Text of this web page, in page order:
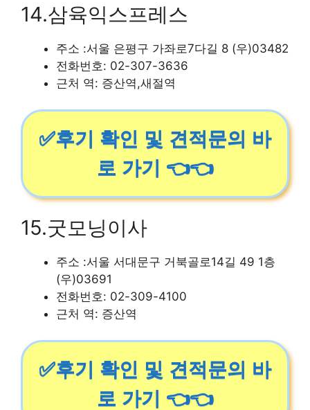
14.삼육익스프레스
주소 :서울 은평구 가좌로7다길 8 (우)03482
전화번호: 02-307-3636
근처 역: 증산역,새절역
✅후기 확인 및 견적문의 바
로 가기 👈👈
15.굿모닝이사
주소 :서울 서대문구 거북골로14길 49 1층
(우)03691
전화번호: 02-309-4100
근처 역: 증산역
✅후기 확인 및 견적문의 바
로 가기 👈👈